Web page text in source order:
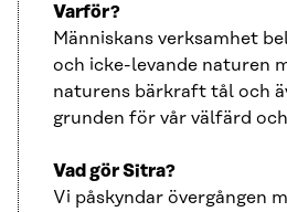
Varför?
Människans verksamhet
och icke-levande naturen
naturens bärkraft tål och
grunden för vår välfärd
Vad gör Sitra?
Vi påskyndar övergången